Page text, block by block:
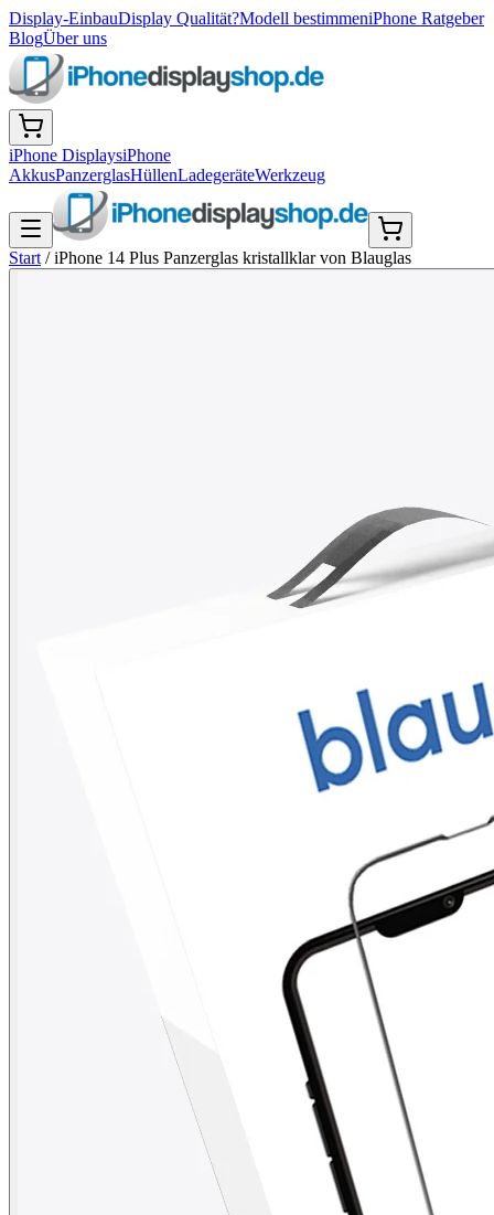
Display-EinbauDisplay Qualität?Modell bestimmeniPhone Ratgeber
BlogÜber uns
iPhone DisplaysiPhone
AkkusPanzerglasHüllenLadegeräteWerkzeug
Start /iPhone 14 Plus Panzerglas kristallklar von Blauglas